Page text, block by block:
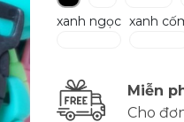
xanh ngọc xanh
Miễn
Cho